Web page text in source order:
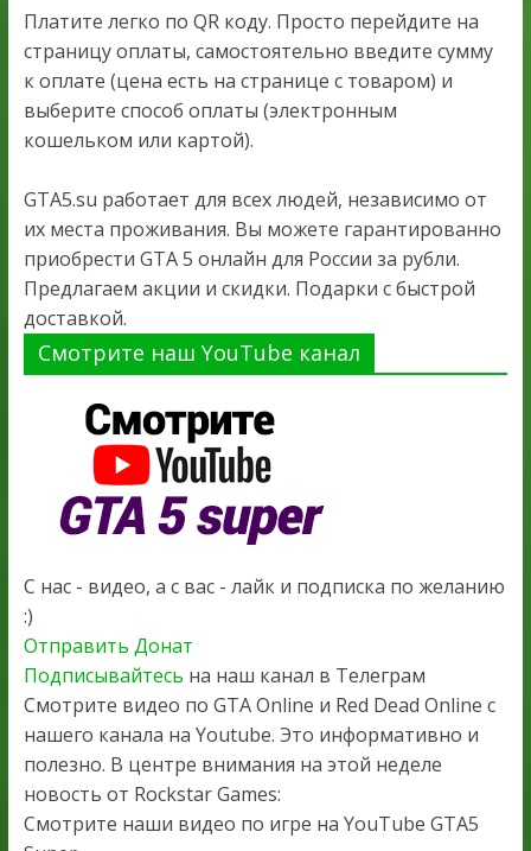
Платите легко по QR коду. Просто перейдите на
страницу оплаты, самостоятельно введите сумму
к оплате (цена есть на странице с товаром) и
выберите способ оплаты (электронным
кошельком или картой).
GTA5.su работает для всех людей, независимо от
их места проживания. Вы можете гарантированно
приобрести GTA 5 онлайн для России за рубли.
Предлагаем акции и скидки. Подарки с быстрой
доставкой.
Смотрите наш YouTube канал
С нас - видео, а с вас - лайк и подписка по желанию
:)
Отправить Донат
Подписывайтесь на наш канал в Телеграм
Смотрите видео по GTA Online и Red Dead Online с
нашего канала на Youtube. Это информативно и
полезно. В центре внимания на этой неделе
новость от Rockstar Games:
Смотрите наши видео по игре на YouTube GTA5